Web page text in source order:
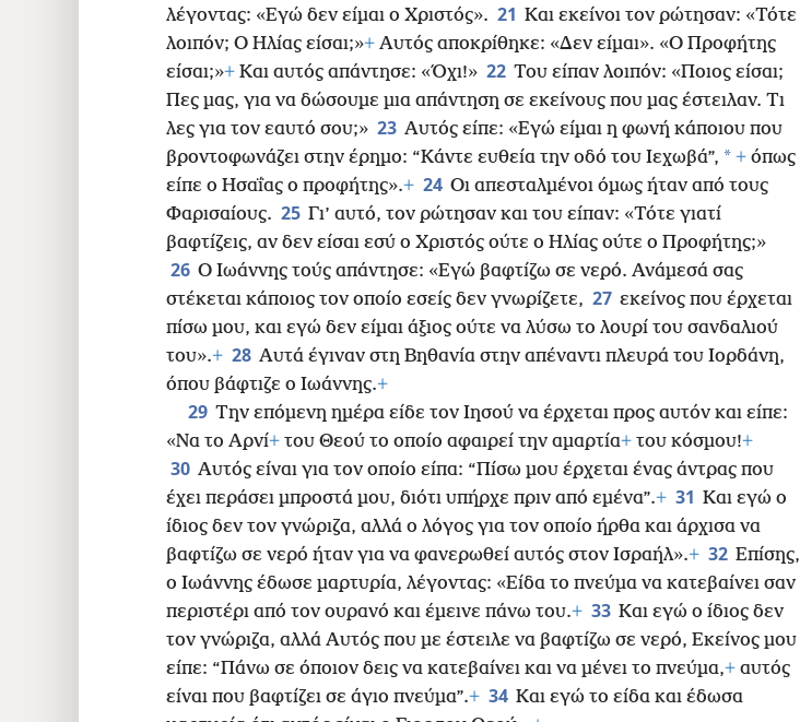
λέγοντας: «Εγώ δεν είμαι ο Χριστός». 21 Και εκείνοι τον ρώτησαν: «Τότε
λοιπόν; Ο Ηλίας είσαι;»+ Αυτός αποκρίθηκε: «Δεν είμαι». «Ο Προφήτης
είσαι;»+ Και αυτός απάντησε: «Όχι!» 22 Του είπαν λοιπόν: «Ποιος είσαι;
Πες μας, για να δώσουμε μια απάντηση σε εκείνους που μας έστειλαν. Τι
λες για τον εαυτό σου;» 23 Αυτός είπε: «Εγώ είμαι η φωνή κάποιου που
βροντοφωνάζει στην έρημο: “Κάντε ευθεία την οδό του Ιεχωβά”, * + όπως
είπε ο Ησαΐας ο προφήτης».+ 24 Οι απεσταλμένοι όμως ήταν από τους
Φαρισαίους. 25 Γι’ αυτό, τον ρώτησαν και του είπαν: «Τότε γιατί
βαφτίζεις, αν δεν είσαι εσύ ο Χριστός ούτε ο Ηλίας ούτε ο Προφήτης;»
26 Ο Ιωάννης τούς απάντησε: «Εγώ βαφτίζω σε νερό. Ανάμεσά σας
στέκεται κάποιος τον οποίο εσείς δεν γνωρίζετε, 27 εκείνος που έρχεται
πίσω μου, και εγώ δεν είμαι άξιος ούτε να λύσω το λουρί του σανδαλιού
του».+ 28 Αυτά έγιναν στη Βηθανία στην απέναντι πλευρά του Ιορδάνη,
όπου βάφτιζε ο Ιωάννης.+
29 Την επόμενη ημέρα είδε τον Ιησού να έρχεται προς αυτόν και είπε:
«Να το Αρνί+ του Θεού το οποίο αφαιρεί την αμαρτία+ του κόσμου!+
30 Αυτός είναι για τον οποίο είπα: “Πίσω μου έρχεται ένας άντρας που
έχει περάσει μπροστά μου, διότι υπήρχε πριν από εμένα”.+ 31 Και εγώ ο
ίδιος δεν τον γνώριζα, αλλά ο λόγος για τον οποίο ήρθα και άρχισα να
βαφτίζω σε νερό ήταν για να φανερωθεί αυτός στον Ισραήλ».+ 32 Επίσης,
ο Ιωάννης έδωσε μαρτυρία, λέγοντας: «Είδα το πνεύμα να κατεβαίνει σαν
περιστέρι από τον ουρανό και έμεινε πάνω του.+ 33 Και εγώ ο ίδιος δεν
τον γνώριζα, αλλά Αυτός που με έστειλε να βαφτίζω σε νερό, Εκείνος μου
είπε: “Πάνω σε όποιον δεις να κατεβαίνει και να μένει το πνεύμα,+ αυτός
είναι που βαφτίζει σε άγιο πνεύμα”.+ 34 Και εγώ το είδα και έδωσα